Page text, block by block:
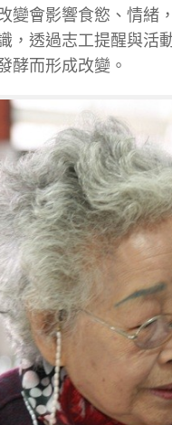
變會影響食慾、情緒
，透過志工提醒與活
酵而形成改變。